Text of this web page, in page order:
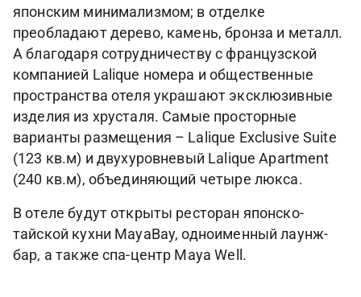
японским минимализмом; в отделке
преобладают дерево, камень, бронза и металл.
А благодаря сотрудничеству с французской
компанией Lalique номера и общественные
пространства отеля украшают эксклюзивные
изделия из хрусталя. Самые просторные
варианты размещения – Lalique Exclusive Suite
(123 кв.м) и двухуровневый Lalique Apartment
(240 кв.м), объединяющий четыре люкса.
В отеле будут открыты ресторан японско-
тайской кухни MayaBay, одноименный лаунж-
бар, а также спа-центр Maya Well.